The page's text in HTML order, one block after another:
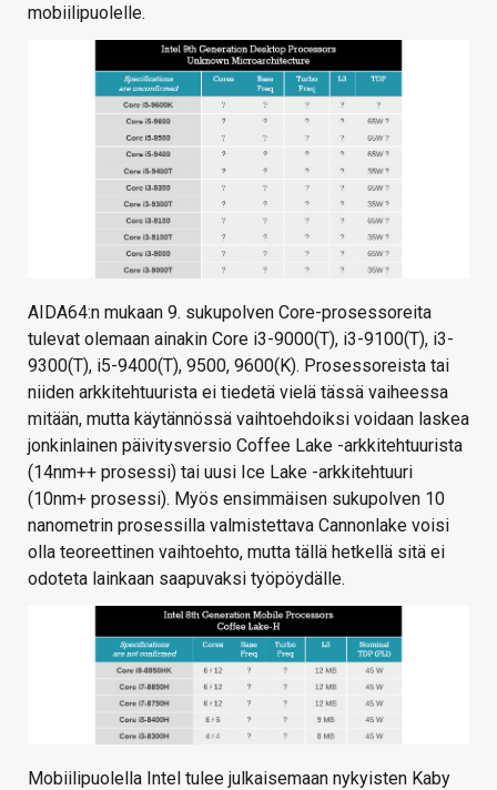
mobiilipuolelle.
AIDA64:n mukaan 9. sukupolven Core-prosessoreita
tulevat olemaan ainakin Core i3-9000(T), i3-9100(T), i3-
9300(T), i5-9400(T), 9500, 9600(K). Prosessoreista tai
niiden arkkitehtuurista ei tiedetä vielä tässä vaiheessa
mitään, mutta käytännössä vaihtoehdoiksi voidaan laskea
jonkinlainen päivitysversio Coffee Lake -arkkitehtuurista
(14nm++ prosessi) tai uusi Ice Lake -arkkitehtuuri
(10nm+ prosessi). Myös ensimmäisen sukupolven 10
nanometrin prosessilla valmistettava Cannonlake voisi
olla teoreettinen vaihtoehto, mutta tällä hetkellä sitä ei
odoteta lainkaan saapuvaksi työpöydälle.
Mobiilipuolella Intel tulee julkaisemaan nykyisten Kaby